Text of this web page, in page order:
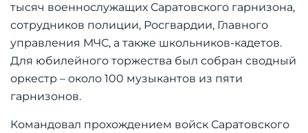
тысяч военнослужащих Саратовского гарнизона,
сотрудников полиции, Росгвардии, Главного
управления МЧС, а также школьников-кадетов.
Для юбилейного торжества был собран сводный
оркестр – около 100 музыкантов из пяти
гарнизонов.
Командовал прохождением войск Саратовского